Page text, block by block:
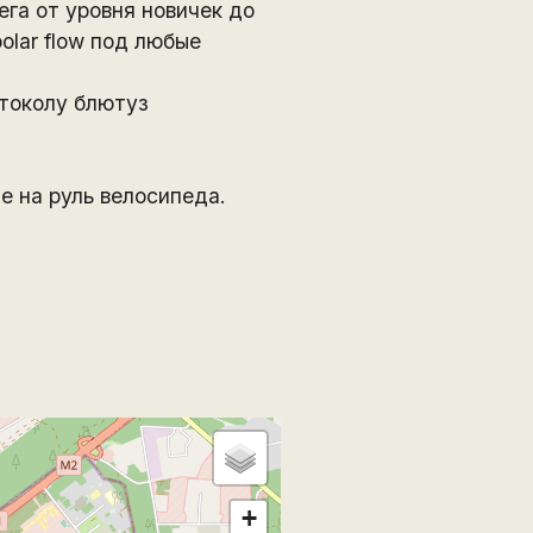
от уровня новичек до
flow под любые
блютуз
на руль велосипеда.
+